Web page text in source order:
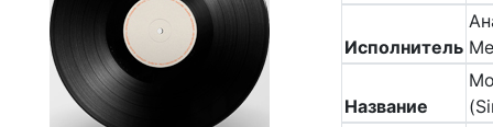
Исполнитель
Название